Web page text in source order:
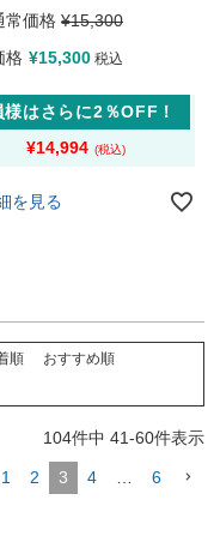
常価格 ¥15,300
格 ¥15,300 税込
様はさらに2％OFF！
¥14,994
を見る
順
おすすめ順
104件中 41-60件表示
1 2 3 4 6